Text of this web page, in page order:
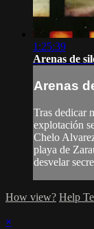
1:25:39
Arenas de
Arenas
Tras dedicar
explotación
Chelo
playa de
desvelar
How view? Help
×